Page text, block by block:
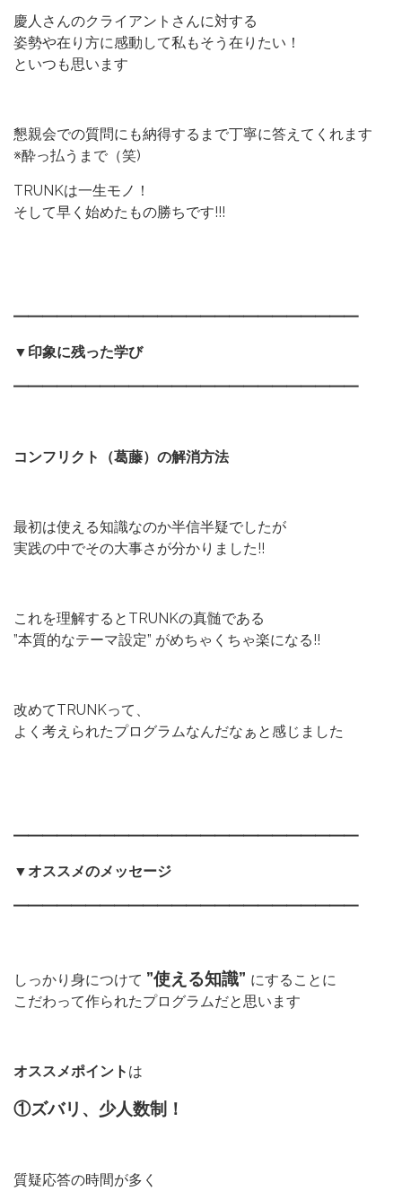
慶人さんのクライアントさんに対する
姿勢や在り方に感動して私もそう在りたい！
といつも思います
懇親会での質問にも納得するまで丁寧に答えてくれます
※酔っ払うまで（笑)
TRUNKは一生モノ！
そして早く始めたもの勝ちです!!!
━━━━━━━━━━━━━━━━━━━━━━━━
▼印象に残った学び
━━━━━━━━━━━━━━━━━━━━━━━━
コンフリクト（葛藤）の解消方法
最初は使える知識なのか半信半疑でしたが
実践の中でその大事さが分かりました!!
これを理解するとTRUNKの真髄である
”本質的なテーマ設定” がめちゃくちゃ楽になる!!
改めてTRUNKって、
よく考えられたプログラムなんだなぁと感じました
━━━━━━━━━━━━━━━━━━━━━━━━
▼オススメのメッセージ
━━━━━━━━━━━━━━━━━━━━━━━━
しっかり身につけて ”使える知識” にすることに
こだわって作られたプログラムだと思います
オススメポイント は
①ズバリ、少人数制！
質疑応答の時間が多く